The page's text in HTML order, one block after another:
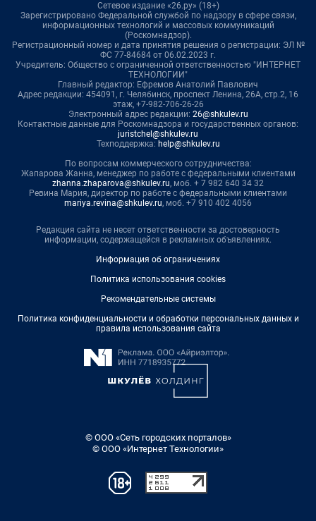
Сетевое издание «26.ру» (18+)
Зарегистрировано Федеральной службой по надзору в сфере связи,
информационных технологий и массовых коммуникаций
(Роскомнадзор).
Регистрационный номер и дата принятия решения о регистрации: ЭЛ №
ФС 77-84684 от 06.02.2023 г.
Учредитель: Общество с ограниченной ответственностью "ИНТЕРНЕТ
ТЕХНОЛОГИИ"
Главный редактор: Ефремов Анатолий Павлович
Адрес редакции: 454091, г. Челябинск, проспект Ленина, 26А, стр.2, 16
этаж, +7-982-706-26-26
Электронный адрес редакции: 26@shkulev.ru
Контактные данные для Роскомнадзора и государственных органов:
juristchel@shkulev.ru
Техподдержка: help@shkulev.ru
По вопросам коммерческого сотрудничества:
Жапарова Жанна, менеджер по работе с федеральными клиентами
zhanna.zhaparova@shkulev.ru, моб. + 7 982 640 34 32
Ревина Мария, директор по работе с федеральными клиентами
mariya.revina@shkulev.ru, моб. +7 910 402 4056
Редакция сайта не несет ответственности за достоверность
информации, содержащейся в рекламных объявлениях.
Информация об ограничениях
Политика использования cookies
Рекомендательные системы
Политика конфиденциальности и обработки персональных данных и
правила использования сайта
© ООО «Сеть городских порталов»
© ООО «Интернет Технологии»